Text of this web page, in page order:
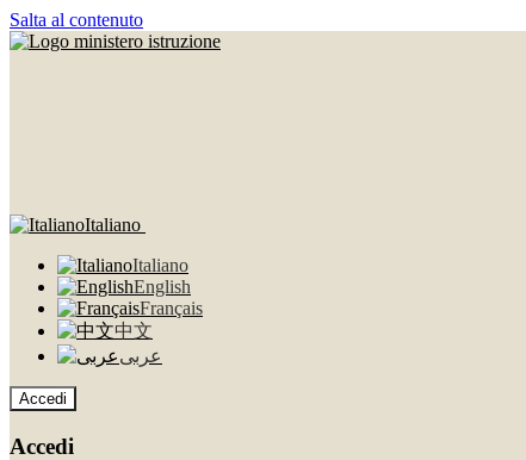
Salta al contenuto
Italiano
Italiano
English
Français
中文
عربى
Accedi
Accedi